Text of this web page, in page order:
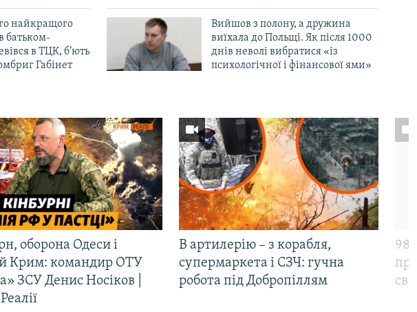
найкращого
батьком-
в ТЦК, б’ють
Габінет
Вийшов з полону, а дружина
виїхала до Польщі. Як після 1000
днів неволі вибратися «із
психологічної і фінансової ями»
оборона Одеси і
Крим: командир ОТУ
ЗСУ Денис Носіков |
В артилерію – з корабля,
супермаркета і СЗЧ: гучна
робота під Добропіллям
98-